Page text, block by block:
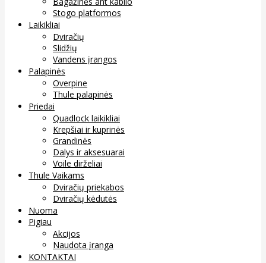
Stogo platformos
Laikikliai
Dviračių
Slidžių
Vandens įrangos
Palapinės
Overpine
Thule palapinės
Priedai
Quadlock laikikliai
Krepšiai ir kuprinės
Grandinės
Dalys ir aksesuarai
Voile dirželiai
Thule Vaikams
Dviračių priekabos
Dviračių kėdutės
Nuoma
Pigiau
Akcijos
Naudota įranga
KONTAKTAI